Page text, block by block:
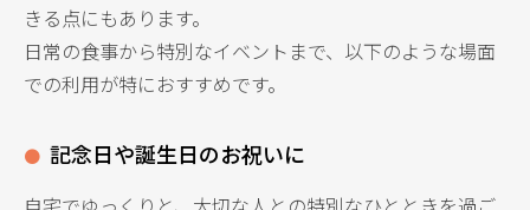
きる点にもあります。
日常の食事から特別なイベントまで、以下のような場面
での利用が特におすすめです。
記念日や誕生日のお祝いに